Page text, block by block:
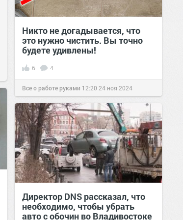
Никто не догадывается, что
это нужно чистить. Вы точно
будете удивлены!
6 4
Все о работе руками 12:20 24 ноя 2024
Директор DNS рассказал, что
необходимо, чтобы убрать
авто с обочин во Владивостоке